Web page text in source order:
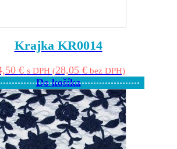
Krajka KR0014
€ s DPH (28,05 €bez DPH)
Do košíka